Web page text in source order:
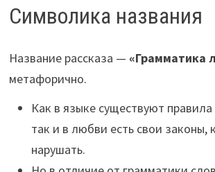
Символика названия
Название рассказа — «Грамматика
метафорично.
Как в языке существуют правила
так и в любви есть свои законы,
нарушать.